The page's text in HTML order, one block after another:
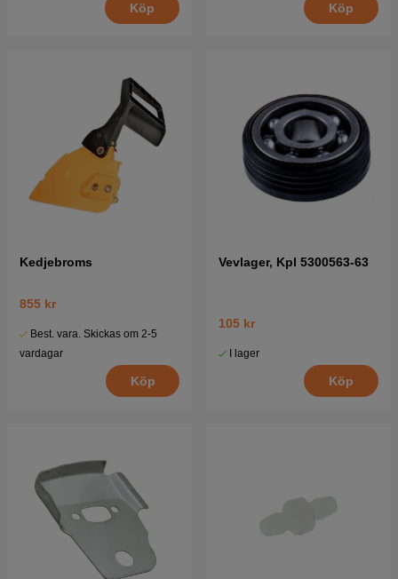
Köp Köp
Kedjebroms
855 kr
Best. vara. Skickas om 2-5
vardagar
Köp
Vevlager, Kpl 5300563-63
105 kr
I lager
Köp